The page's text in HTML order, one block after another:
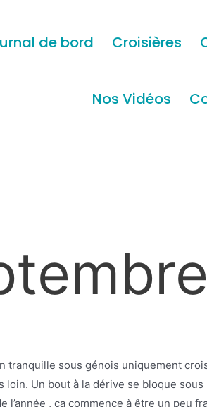
de bord Croisières
Nos Vidéos
tranquille sous génois uniquement
Un bout à la dérive se bloque
, ça commence à être un peu